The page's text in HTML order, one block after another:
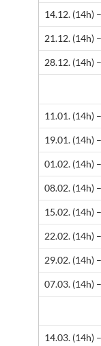
14.12. (14h)
21.12. (14h)
28.12. (14h)
11.01. (14h)
19.01. (14h)
01.02. (14h)
08.02. (14h)
15.02. (14h)
22.02. (14h)
29.02. (14h)
07.03. (14h)
14.03. (14h)